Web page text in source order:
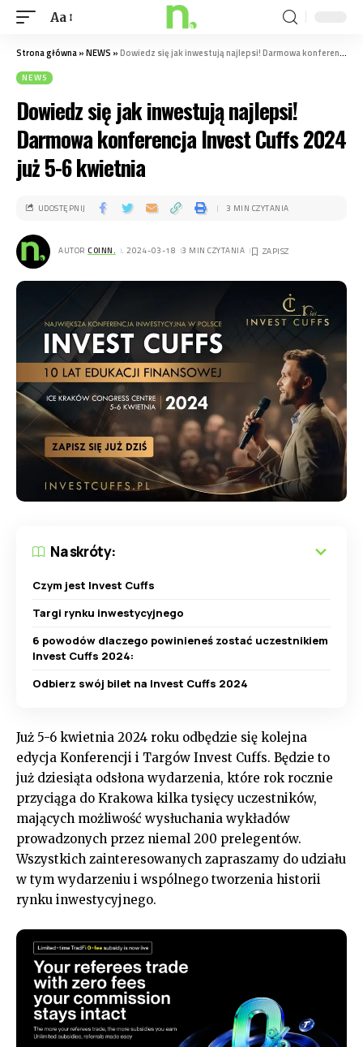
Aa
Strona główna»NEWS »Dowiedz się jak inwestują najlepsi! Darmowa konferencja Invest Cuffs 2024 już 5-6 kwietnia
NEWS
Dowiedz się jak inwestują najlepsi!
Darmowa konferencja Invest Cuffs 2024
już 5-6 kwietnia
AUTOR COINN. . 2024-03-18 3 MIN CZYTANIA
UDOSTĘPNIJ 3 MIN CZYTANIA
Na skróty:
Czym jest Invest Cuffs
Targi rynku inwestycyjnego
6 powodów dlaczego powinieneś zostać uczestnikiem
Invest Cuffs 2024:
Odbierz swój bilet na Invest Cuffs 2024
Już 5-6 kwietnia 2024 roku odbędzie się kolejna
edycja Konferencji i Targów Invest Cuffs. Będzie to
już dziesiąta odsłona wydarzenia, które rok rocznie
przyciąga do Krakowa kilka tysięcy uczestników,
mających możliwość wysłuchania wykładów
prowadzonych przez niemal 200 prelegentów.
Wszystkich zainteresowanych zapraszamy do udziału
w tym wydarzeniu i wspólnego tworzenia historii
rynku inwestycyjnego.